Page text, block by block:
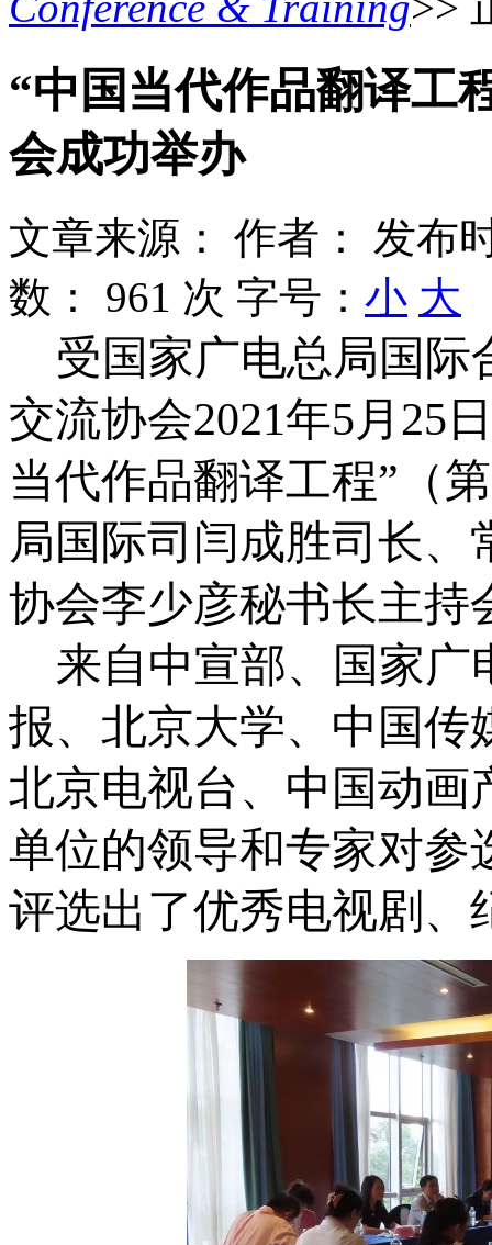
“中国当代作品翻译工
会成功举办
文章来源： 作者：
发布
数： 961 次 字号： 小 大
受国家广电总局国际
交流协会2021年5月 25
当代作品翻译工程”（
局国际司闫成胜司长
协会李少彦秘书长主持
来自中宣部、国家广
报、北京大学、中国传
北京电视台、中国动画
单位的领导和专家对参
评选出了优秀电视剧、